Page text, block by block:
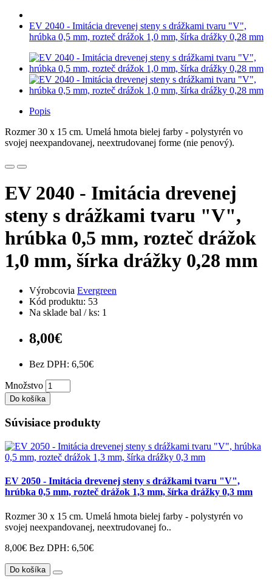
EV 2040 - Imitácia drevenej steny s drážkami tvaru "V",
hrúbka 0,5 mm, rozteč drážok 1,0 mm, šírka drážky 0,28 mm
Popis
Rozmer 30 x 15 cm. Umelá hmota bielej farby - polystyrén vo
svojej neexpandovanej, neextrudovanej forme (nie penový).
EV 2040 - Imitácia drevenej
steny s drážkami tvaru "V",
hrúbka 0,5 mm, rozteč drážok
1,0 mm, šírka drážky 0,28 mm
Výrobcovia Evergreen
Kód produktu: 53
Na sklade bal / ks: 1
8,00€
Bez DPH: 6,50€
Množstvo
Do košíka
Súvisiace produkty
EV 2050 - Imitácia drevenej steny s drážkami tvaru "V",
hrúbka 0,5 mm, rozteč drážok 1,3 mm, šírka drážky 0,3 mm
Rozmer 30 x 15 cm. Umelá hmota bielej farby - polystyrén vo
svojej neexpandovanej, neextrudovanej fo..
8,00€ Bez DPH: 6,50€
Do košíka